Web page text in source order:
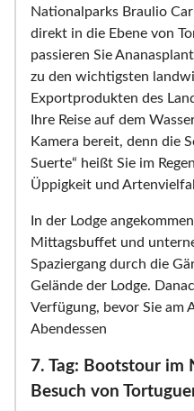
Nationalparks Braulio
direkt in die Ebene von
passieren Sie
zu den wichtigsten
Exportprodukten des
Ihre Reise auf dem
Kamera bereit, denn die
Suerte“ heißt Sie im
Üppigkeit und
In der Lodge
Mittagsbuffet und
Spaziergang durch die
Gelände der Lodge.
Verfügung, bevor Sie am
Abendessen
7. Tag: Bootstour im
Besuch von